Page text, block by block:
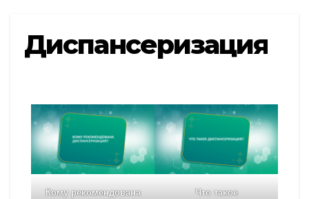
Диспансеризация
Кому рекомендована
Что такое